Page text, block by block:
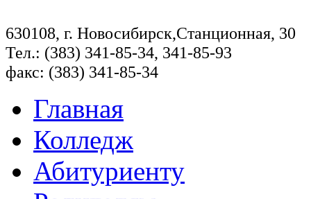
630108, г. Новосибирск,Станционная, 30
Тел.: (383) 341-85-34, 341-85-93
факс: (383) 341-85-34
Главная
Колледж
Абитуриенту